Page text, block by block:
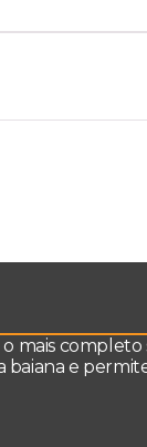
o mais
baiana e